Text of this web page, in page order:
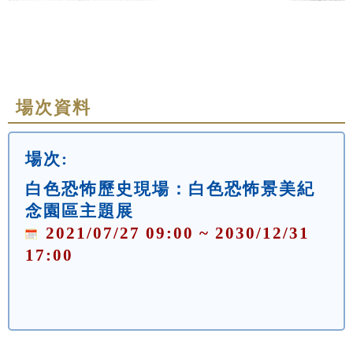
場次資料
場次:
白色恐怖歷史現場：白色恐怖景美紀
念園區主題展
2021/07/27 09:00 ~ 2030/12/31
17:00